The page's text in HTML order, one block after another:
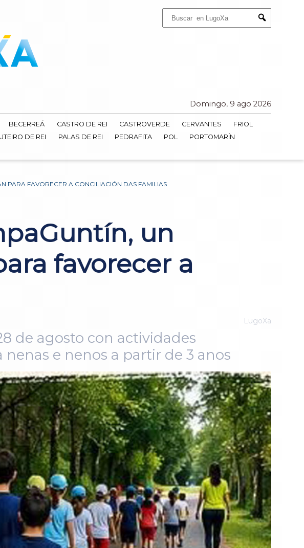
Submit
Domingo, 9 ago 2026
BECERREÁ CASTRO DE REI CASTROVERDE CERVANTES
FRIOL
DE REI PALAS DE REI PEDRAFITA POL
PORTOMARÍN
PARA FAVORECER A CONCILIACIÓN DAS FAMILIAS
un
favorecer a
LugoXa
de agosto con actividades
e nenos a partir de 3 anos